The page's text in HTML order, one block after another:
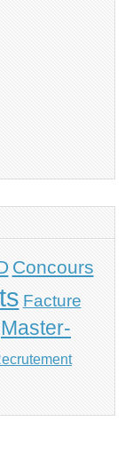
Concours
Facture
Master-